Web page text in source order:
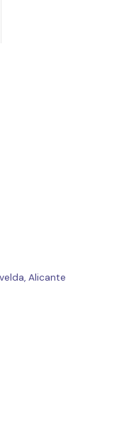
Alicante